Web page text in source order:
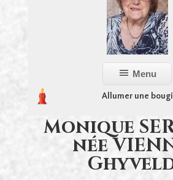
Menu
Allumer une
Monique
née